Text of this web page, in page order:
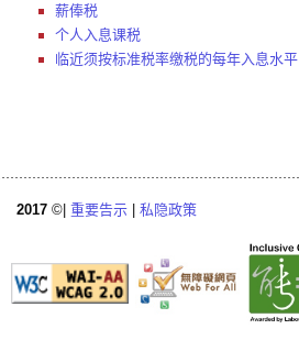
薪俸税
个人入息课税
临近须按标准税率缴税的每年入息水平
2017 ©| 重要告示 私隐政策